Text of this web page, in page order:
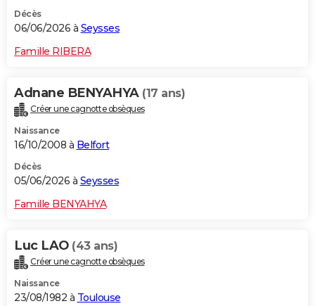
Décès
06/06/2026 à Seysses
Famille RIBERA
Adnane BENYAHYA (17 ans)
Créer une cagnotte obsèques
Naissance
16/10/2008 à Belfort
Décès
05/06/2026 à Seysses
Famille BENYAHYA
Luc LAO (43 ans)
Créer une cagnotte obsèques
Naissance
23/08/1982 à Toulouse